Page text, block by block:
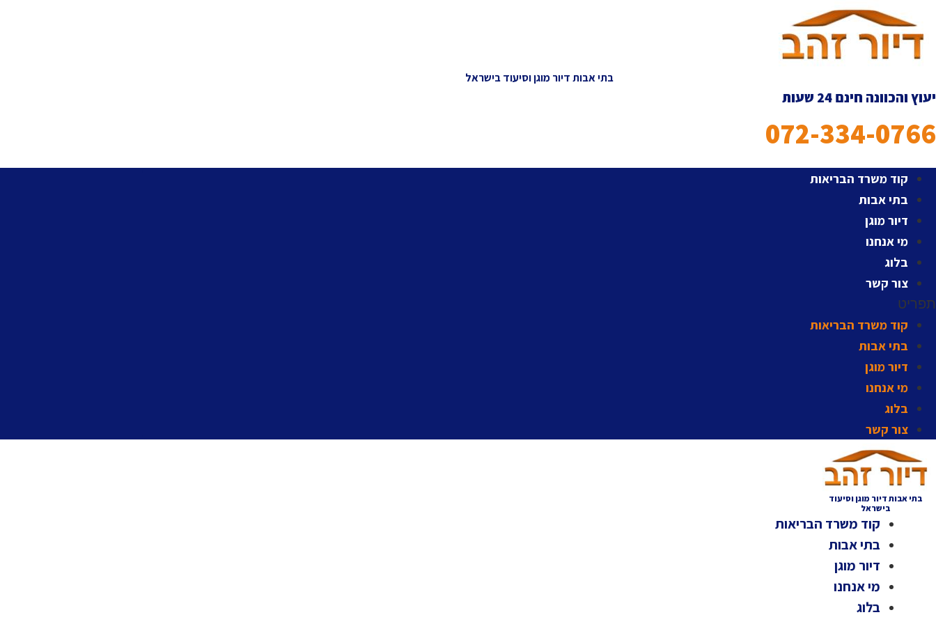
לתוכן
בתי אבות דיור מוגן וסיעוד בישראל
יעוץ והכוונה חינם 24 שעות
072-334-0766
קוד משרד הבריאות
בתי אבות
דיור מוגן
מי אנחנו
בלוג
צור קשר
תפריט
קוד משרד הבריאות
בתי אבות
דיור מוגן
מי אנחנו
בלוג
צור קשר
בתי אבות דיור מוגן וסיעוד
בישראל
קוד משרד הבריאות
בתי אבות
דיור מוגן
מי אנחנו
בלוג